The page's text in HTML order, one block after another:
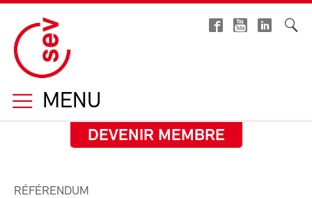
MENU
DEVENIR MEMBRE
RÉFÉRENDUM